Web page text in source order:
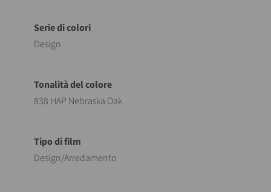
Design
838 HAP Nebraska Oak
Design/Arredamento